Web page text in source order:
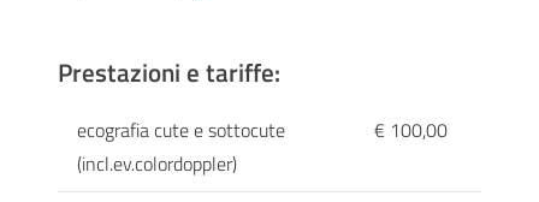
Prestazioni e tariffe:
ecografia cute e sottocute
(incl.ev.colordoppler)
€ 100,00